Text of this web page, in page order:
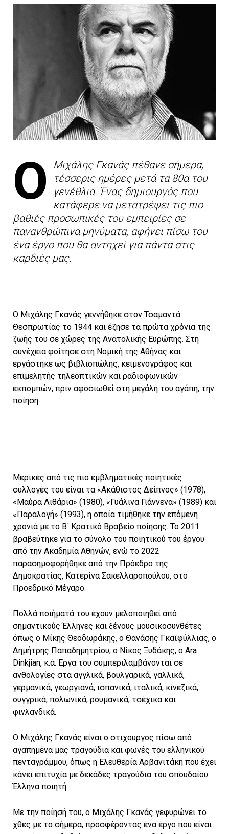
Ο
Μιχάλης Γκανάς πέθανε σήμερα,
τέσσερις ημέρες μετά τα 80α του
γενέθλια. Ένας δημιουργός που
κατάφερε να μετατρέψει τις πιο
βαθιές προσωπικές του εμπειρίες σε
πανανθρώπινα μηνύματα, αφήνει πίσω του
ένα έργο που θα αντηχεί για πάντα στις
καρδιές μας.
Ο Μιχάλης Γκανάς γεννήθηκε στον Τσαμαντά
Θεσπρωτίας το 1944 και έζησε τα πρώτα χρόνια της
ζωής του σε χώρες της Ανατολικής Ευρώπης. Στη
συνέχεια φοίτησε στη Νομική της Αθήνας και
εργάστηκε ως βιβλιοπώλης, κειμενογράφος και
επιμελητής τηλεοπτικών και ραδιοφωνικών
εκπομπών, πριν αφοσιωθεί στη μεγάλη του αγάπη, την
ποίηση.
Μερικές από τις πιο εμβληματικές ποιητικές
συλλογές του είναι τα «Ακάθιστος Δείπνος» (1978),
«Μαύρα Λιθάρια» (1980), «Γυάλινα Γιάννενα» (1989) και
«Παραλογή» (1993), η οποία τιμήθηκε την επόμενη
χρονιά με το Β΄ Κρατικό Βραβείο ποίησης. Το 2011
βραβεύτηκε για το σύνολο του ποιητικού του έργου
από την Ακαδημία Αθηνών, ενώ τo 2022
παρασημοφορήθηκε από την Πρόεδρο της
Δημοκρατίας, Κατερίνα Σακελλαροπούλου, στο
Προεδρικό Μέγαρο.
Πολλά ποιήματά του έχουν μελοποιηθεί από
σημαντικούς Έλληνες και ξένους μουσικοσυνθέτες
όπως ο Μίκης Θεοδωράκης, ο Θανάσης Γκαϊφύλλιας, ο
Δημήτρης Παπαδημητρίου, ο Νίκος Ξυδάκης, o Ara
Dinkjian, κ.ά. Έργα του συμπεριλαμβάνονται σε
ανθολογίες στα αγγλικά, βουλγαρικά, γαλλικά,
γερμανικά, γεωργιανά, ισπανικά, ιταλικά, κινεζικά,
ουγγρικά, πολωνικά, ρουμανικά, τσέχικα και
φινλανδικά.
Ο Μιχάλης Γκανάς είναι ο στιχουργος πίσω από
αγαπημένα μας τραγούδια και φωνές του ελληνικού
πενταγράμμου, όπως η Ελευθερία Αρβανιτάκη που έχει
κάνει επιτυχία με δεκάδες τραγούδια του σπουδαίου
Έλληνα ποιητή.
Με την ποίησή του, ο Μιχάλης Γκανάς γεφυρώνει το
χθες με το σήμερα, προσφέροντας ένα έργο που είναι